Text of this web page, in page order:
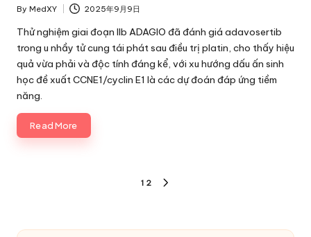
Posted
by
By MedXY 2025年9月9日
Thử nghiệm giai đoạn IIb ADAGIO đã đánh giá adavosertib
trong u nhầy tử cung tái phát sau điều trị platin, cho thấy hiệu
quả vừa phải và độc tính đáng kể, với xu hướng dấu ấn sinh
học đề xuất CCNE1/cyclin E1 là các dự đoán đáp ứng tiềm
năng.
Read More
1 2